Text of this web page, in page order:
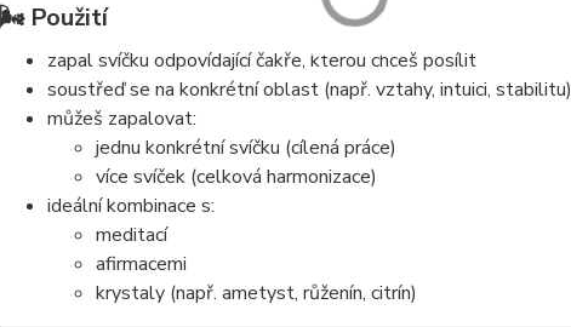
🌬️ Použití
zapal svíčku odpovídající čakře, kterou chceš posílit
soustřeď se na konkrétní oblast (např. vztahy, intuici, stabilitu)
můžeš zapalovat:
jednu konkrétní svíčku (cílená práce)
více svíček (celková harmonizace)
ideální kombinace s:
meditací
afirmacemi
krystaly (např. ametyst, růženín, citrín)